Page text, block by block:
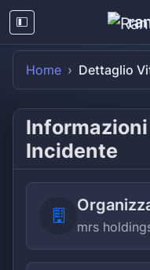
Home Dettaglio
Informazioni
Incidente
mrs